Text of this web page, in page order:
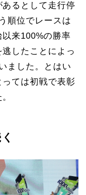
るとして走行停
順位でレースは
来100%の勝率
したことによっ
ました。とはい
ては初戦で表彰